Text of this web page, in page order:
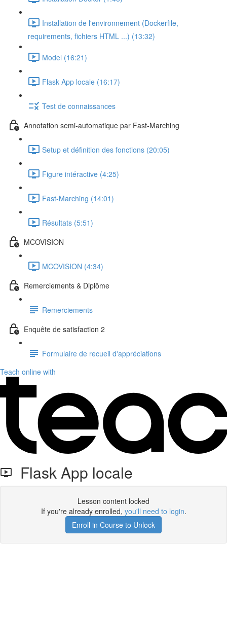
Installation de l'environnement (Dockerfile,
requirements, fichiers HTML ...) (13:32)
Model (16:21)
Flask App locale (16:17)
Test de connaissances
Annotation semi-automatique par Fast-Marching
Setup et définition des fonctions (20:05)
Figure intéractive (4:25)
Fast-Marching (14:01)
Résultats (5:51)
MCOVISION
MCOVISION (4:34)
Remerciements & Diplôme
Remerciements
Enquête de satisfaction 2
Formulaire de recueil d'appréciations
Teach online with
Flask App locale
Lesson content locked
If you're already enrolled, you'll need to login.
Enroll in Course to Unlock